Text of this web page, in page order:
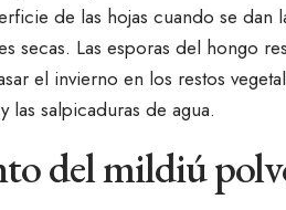
de las hojas cuando se dan
secas. Las esporas del hongo
el invierno en los restos
las salpicaduras de agua.
del mildiú